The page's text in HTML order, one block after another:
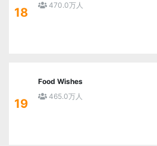
18
470.0万人
19
Food Wishes
465.0万人